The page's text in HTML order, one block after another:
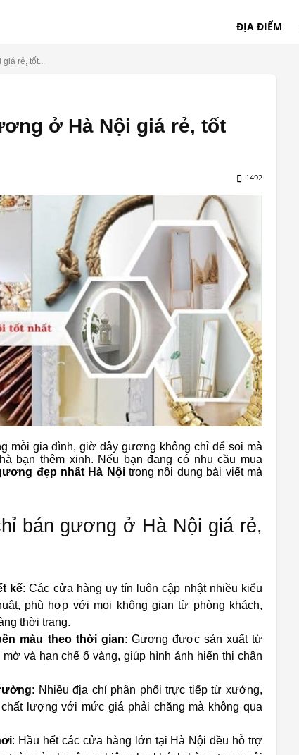
ĐỊA ĐIỂM
rẻ, tốt...
ở Hà Nội giá rẻ, tốt
1492
mỗi gia đình, giờ đây gương không chỉ để soi mà
bạn thêm xinh. Nếu bạn đang có nhu cầu mua
đẹp nhất Hà Nộitrong nội dung bài viết mà
bán gương ở Hà Nội giá rẻ,
kế: Các cửa hàng uy tín luôn cập nhật nhiều kiểu
phù hợp với mọi không gian từ phòng khách,
thời trang.
màu theo thời gian: Gương được sản xuất từ
và hạn chế ố vàng, giúp hình ảnh hiển thị chân
: Nhiều địa chỉ phân phối trực tiếp từ xưởng,
lượng với mức giá phải chăng mà không qua
: Hầu hết các cửa hàng lớn tại Hà Nội đều hỗ trợ